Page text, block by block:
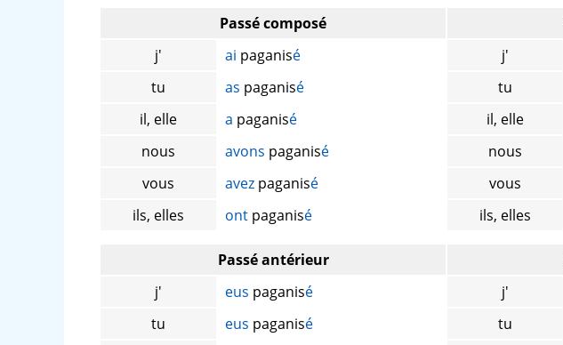
Passé composé
j'
ai paganisé
tu
as paganisé
il, elle
a paganisé
nous
avons paganisé
vous
avez paganisé
ils, elles
ont paganisé
j'
tu
il, elle
nous
vous
ils, elles
Passé antérieur
j'
eus paganisé
tu
eus paganisé
j'
tu